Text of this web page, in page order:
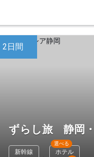
2日間
ずらし旅 静岡
新幹線 ホテル
選べる